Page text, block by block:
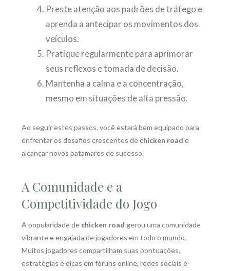
Preste atenção aos padrões de tráfego e
aprenda a antecipar os movimentos dos
veículos.
Pratique regularmente para aprimorar
seus reflexos e tomada de decisão.
Mantenha a calma e a concentração,
mesmo em situações de alta pressão.
Ao seguir estes passos, você estará bem equipado para
enfrentar os desafios crescentes de chicken road e
alcançar novos patamares de sucesso.
A Comunidade e a
Competitividade do Jogo
A popularidade de chicken road gerou uma comunidade
vibrante e engajada de jogadores em todo o mundo.
Muitos jogadores compartilham suas pontuações,
estratégias e dicas em fóruns online, redes sociais e